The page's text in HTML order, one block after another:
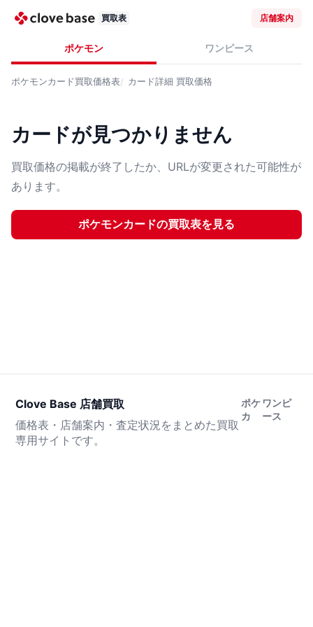
買取表 店舗案内
ポケモン ワンピース
ポケモンカード買取価格表 カード詳細 買取価格
カードが見つかりません
買取価格の掲載が終了したか、URLが変更された可能性が
あります。
ポケモンカードの買取表を見る
Clove Base 店舗買取
価格表・店舗案内・査定状況をまとめた買取
専用サイトです。
ポケ
カ
ワンピ
ース